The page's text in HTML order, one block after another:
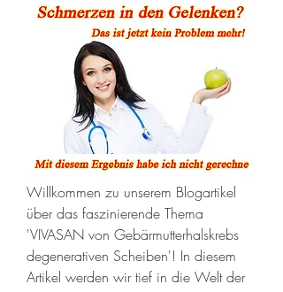
Willkommen zu unserem Blogartikel
über das faszinierende Thema
'VIVASAN von Gebärmutterhalskrebs
degenerativen Scheiben'! In diesem
Artikel werden wir tief in die Welt der